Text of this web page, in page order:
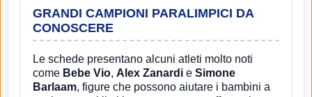
GRANDI CAMPIONI PARALIMPICI DA
CONOSCERE
Le schede presentano alcuni atleti molto noti
come Bebe Vio, Alex Zanardi e Simone
Barlaam, figure che possono aiutare i bambini a